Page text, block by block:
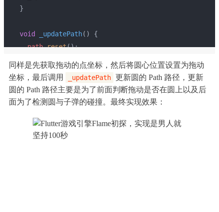
  }
void _updatePath()
{
path.reset();
path .addOval Rect position
radius, position radius, radius * 2, radius *
2));
  }
同样是先获取拖动的点坐标，然后将圆心位置设置为拖动
坐标，最后调用
_updatePath 更新圆的 Path 路径，更新
圆的 Path 路径主要是为了前面判断拖动是否在圆上以及后
面为了检测圆与子弹的碰撞。最终实现效果：